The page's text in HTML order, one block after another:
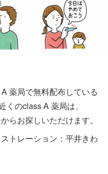
薬局で無料配布している
のclass A 薬局は、
らお探しいただけます。
トレーション：平井きわ